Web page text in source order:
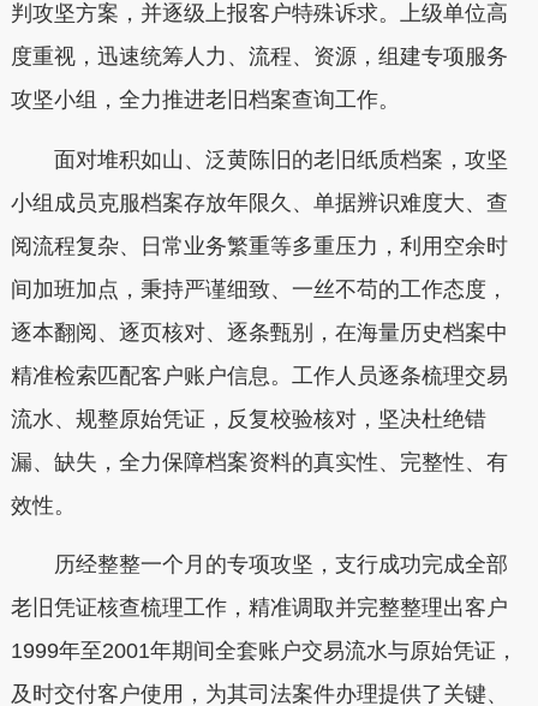
判攻坚方案，并逐级上报客户特殊诉求。上级单位高
度重视，迅速统筹人力、流程、资源，组建专项服务
攻坚小组，全力推进老旧档案查询工作。
面对堆积如山、泛黄陈旧的老旧纸质档案，攻坚
小组成员克服档案存放年限久、单据辨识难度大、查
阅流程复杂、日常业务繁重等多重压力，利用空余时
间加班加点，秉持严谨细致、一丝不苟的工作态度，
逐本翻阅、逐页核对、逐条甄别，在海量历史档案中
精准检索匹配客户账户信息。工作人员逐条梳理交易
流水、规整原始凭证，反复校验核对，坚决杜绝错
漏、缺失，全力保障档案资料的真实性、完整性、有
效性。
历经整整一个月的专项攻坚，支行成功完成全部
老旧凭证核查梳理工作，精准调取并完整整理出客户
1999年至2001年期间全套账户交易流水与原始凭证，
及时交付客户使用，为其司法案件办理提供了关键、